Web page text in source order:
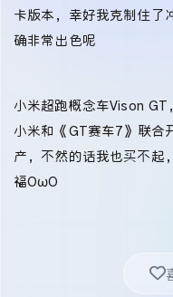
卡版本，幸好我克制住了
确非常出色呢
小米超跑概念车Vison GT，
小米和《GT赛车7》联合
产，不然的话我也买不起
福OωO